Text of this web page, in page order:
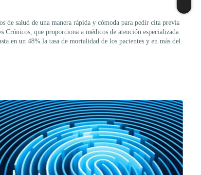
de salud de una manera rápida y cómoda para pedir cita previa
Crónicos, que proporciona a médicos de atención especializada
en un 48% la tasa de mortalidad de los pacientes y en más del